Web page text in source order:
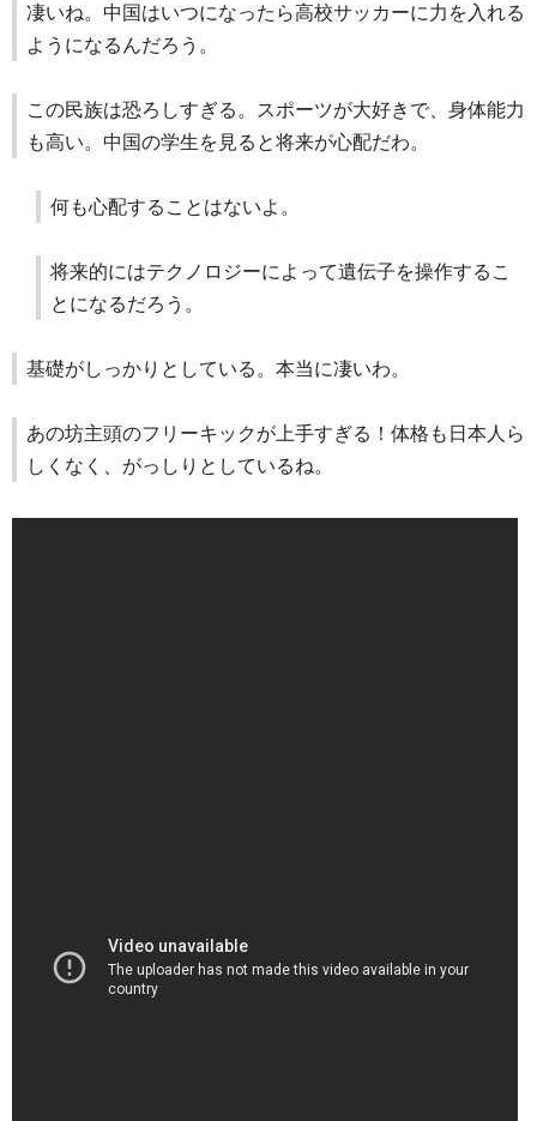
凄いね。中国はいつになったら高校サッカーに力を入れる
ようになるんだろう。
この民族は恐ろしすぎる。スポーツが大好きで、身体能力
も高い。中国の学生を見ると将来が心配だわ。
何も心配することはないよ。
将来的にはテクノロジーによって遺伝子を操作するこ
とになるだろう。
基礎がしっかりとしている。本当に凄いわ。
あの坊主頭のフリーキックが上手すぎる！体格も日本人ら
しくなく、がっしりとしているね。